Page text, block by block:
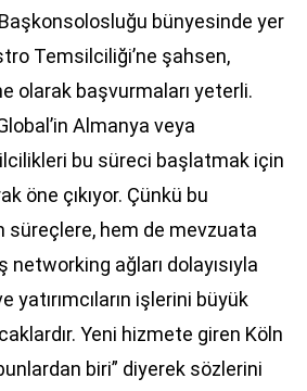
bünyesinde yer
Temsilciliği’ne şahsen,
olarak başvurmaları yeterli.
Almanya veya
bu süreci başlatmak için
öne çıkıyor. Çünkü bu
hem de mevzuata
ağları dolayısıyla
yatırımcıların işlerini büyük
Yeni hizmete giren Köln
biri” diyerek sözlerini